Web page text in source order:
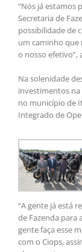
“Nós já estamos
Secretaria de
possibilidade de
um caminho
o nosso efetivo”,
Na solenidade
investimentos
no município de
Integrado de
“A gente já está
de Fazenda para
gente faça esse
com o Ciops,